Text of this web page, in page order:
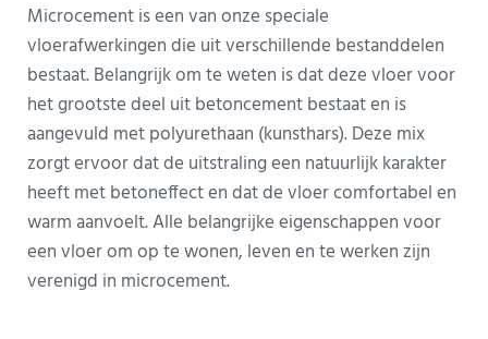
Microcement is een van onze speciale
vloerafwerkingen die uit verschillende bestanddelen
bestaat. Belangrijk om te weten is dat deze vloer voor
het grootste deel uit betoncement bestaat en is
aangevuld met polyurethaan (kunsthars). Deze mix
zorgt ervoor dat de uitstraling een natuurlijk karakter
heeft met betoneffect en dat de vloer comfortabel en
warm aanvoelt. Alle belangrijke eigenschappen voor
een vloer om op te wonen, leven en te werken zijn
verenigd in microcement.